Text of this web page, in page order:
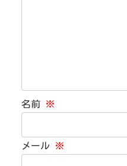
名前 ※
メール ※